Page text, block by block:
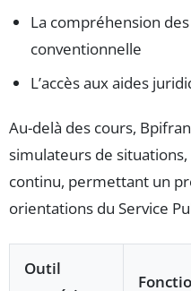
La compréhension
conventionnelle
L’accès aux aides
Au-delà des cours,
simulateurs de
continu, permettant un
orientations du Service
Outil